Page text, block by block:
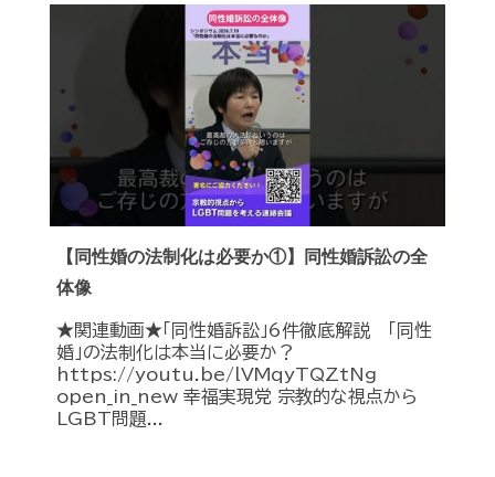
【同性婚の法制化は必要か①】同性婚訴訟の全
体像
★関連動画★「同性婚訴訟」6件徹底解説 「同性
婚」の法制化は本当に必要か？
https://youtu.be/lVMqyTQZtNg
open_in_new 幸福実現党 宗教的な視点から
LGBT問題...